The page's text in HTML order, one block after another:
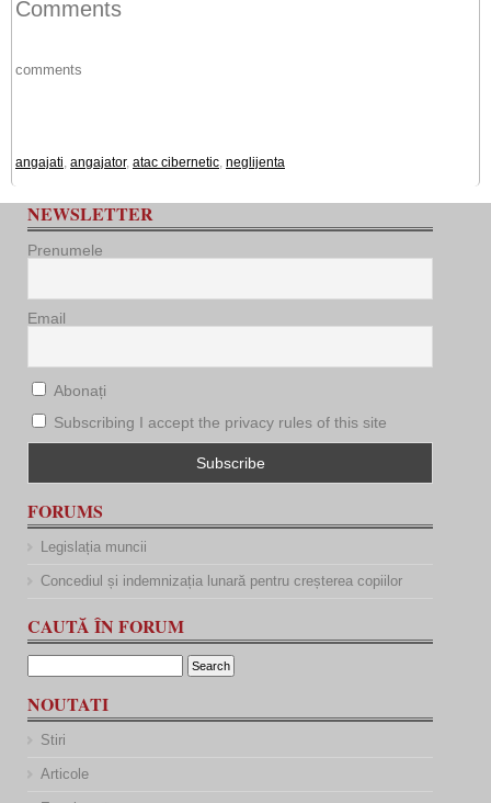
Comments
comments
angajati, angajator, atac cibernetic, neglijenta
NEWSLETTER
Prenumele
Email
Abonați
Subscribing I accept the privacy rules of this site
FORUMS
Legislația muncii
Concediul și indemnizația lunară pentru creșterea copiilor
CAUTĂ ÎN FORUM
NOUTATI
Stiri
Articole